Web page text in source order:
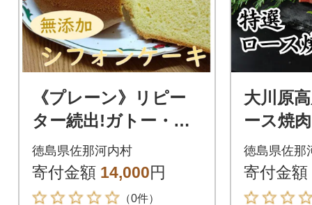
《プレーン》リピー
ター続出!ガトー・ア
ンジェのふわっふわ
のシフォンケーキ 1
ホール(直径約23cm)
徳島県佐那河内村
寄付金額 14,000円
（0件）
大川原
ース焼
徳島県佐那
寄付金額